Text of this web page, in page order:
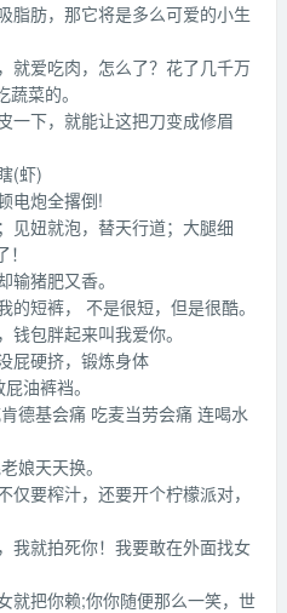
脂肪，那它将是多么可爱的小生
就爱吃肉，怎么了？花了几千万
菜的。
一下，就能让这把刀变成修眉
(虾)
电炮全撂倒!
见妞就泡，替天行道；大腿细
猪肥又香。
短裤， 不是很短，但是很酷。
包胖起来叫我爱你。
屁硬挤，锻炼身体
油裤裆。
德基会痛 吃麦当劳会痛 连喝水
娘天天换。
要榨汁，还要开个柠檬派对，
我就拍死你！我要敢在外面找女
就把你赖;你你随便那么一笑，世